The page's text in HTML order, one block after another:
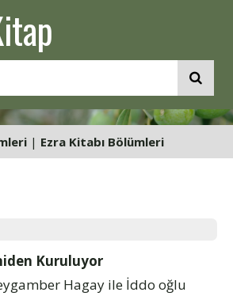
| Ezra Kitabı Bölümleri
Kuruluyor
Hagay ile İddo oğlu